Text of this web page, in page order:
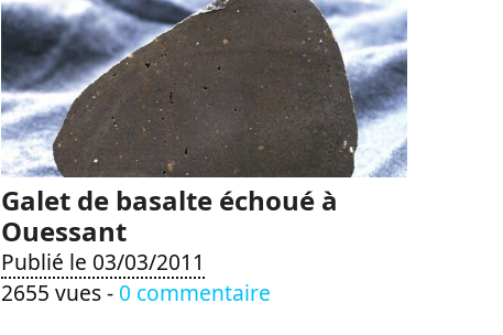
Galet de basalte échoué à
Ouessant
Publié le 03/03/2011
2655 vues - 0 commentaire